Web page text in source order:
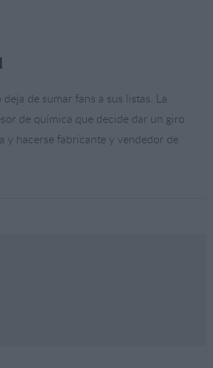
de sumar fans a sus listas. La
de química que decide dar un giro
y hacerse fabricante y vendedor de